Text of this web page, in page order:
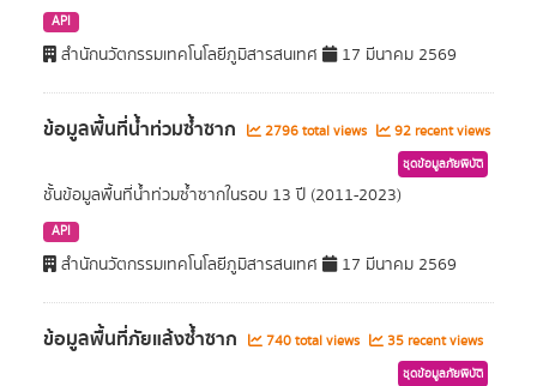
API
สำนักนวัตกรรมเทคโนโลยีภูมิสารสนเทศ 17 มีนาคม 2569
ข้อมูลพื้นที่น้ำท่วมซ้ำซาก 2796 total views 92 recent views
ชุดข้อมูลภัยพิบัติ
ชั้นข้อมูลพื้นที่น้ำท่วมซ้ำซากในรอบ 13 ปี (2011-2023)
API
สำนักนวัตกรรมเทคโนโลยีภูมิสารสนเทศ 17 มีนาคม 2569
ข้อมูลพื้นที่ภัยแล้งซ้ำซาก 740 total views 35 recent views
ชุดข้อมูลภัยพิบัติ